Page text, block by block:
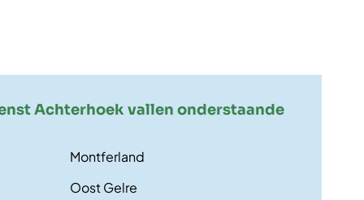
Achterhoek vallen onderstaande
Montferland
Oost Gelre